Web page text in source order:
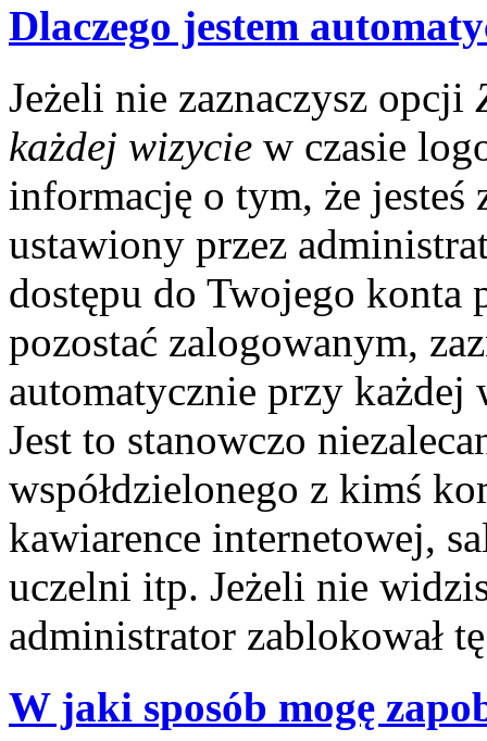
Dlaczego jestem
Jeżeli nie zaznaczysz opcji
każdej wizycie w czasie
informację o tym, że
ustawiony przez
dostępu do Twojego konta
pozostać zalogowanym,
automatycznie przy każdej
Jest to stanowczo
współdzielonego z kimś
kawiarence internetowej,
uczelni itp. Jeżeli nie
administrator zablokował
W jaki sposób mogę